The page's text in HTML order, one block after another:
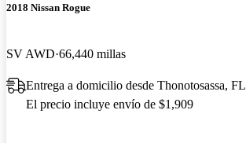
2018 Nissan Rogue
SV AWD 66,440 millas
Entrega a domicilio desde Thonotosassa, FL
El precio incluye envío de $1,909